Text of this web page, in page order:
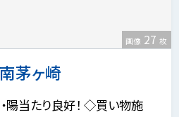
茅ヶ崎
画像 27 枚
当たり良好！ ◇買い物施